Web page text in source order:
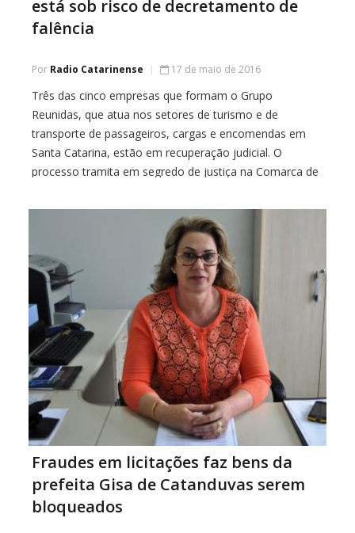
está sob risco de decretamento de
falência
Por Radio Catarinense 17 de maio de 2016
Três das cinco empresas que formam o Grupo
Reunidas, que atua nos setores de turismo e de
transporte de passageiros, cargas e encomendas em
Santa Catarina, estão em recuperação judicial. O
processo tramita em segredo de justiça na Comarca de
deferimento do pedido consta na […]
Fraudes em licitações faz bens da
prefeita Gisa de Catanduvas serem
bloqueados